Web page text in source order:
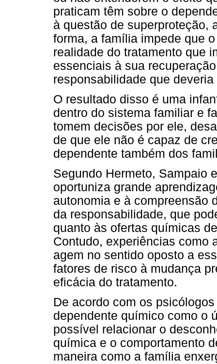
praticam têm sobre o
à questão de superproteção,
forma, a família impede que
realidade do tratamento que
essenciais à sua
responsabilidade que
O resultado disso é uma
dentro do sistema familiar e
tomem decisões por ele,
de que ele não é capaz de
dependente também dos
Segundo Hermeto, Sampaio
oportuniza grande
autonomia e à compreensão
da responsabilidade, que
quanto às ofertas químicas
Contudo, experiências como
agem no sentido oposto a
fatores de risco à mudança
eficácia do tratamento.
De acordo com os
dependente químico como o
possível relacionar o
química e o comportamento
maneira como a família